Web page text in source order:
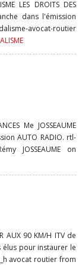
LES DROITS DES
dans l'émission
avocat-routier
Me JOSSEAUME
AUTO RADIO. rtl-
JOSSEAUME on
AUX 90 KM/H ITV de
élus pour instaurer le
avocat routier from